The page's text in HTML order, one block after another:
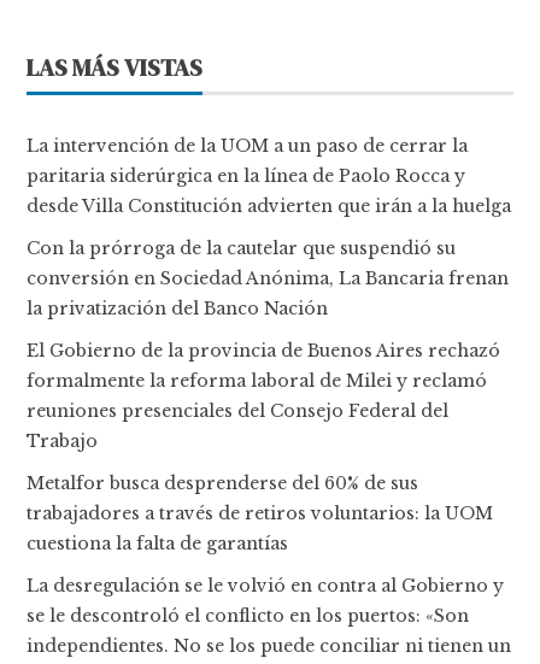
LAS MÁS VISTAS
La intervención de la UOM a un paso de cerrar la
paritaria siderúrgica en la línea de Paolo Rocca y
desde Villa Constitución advierten que irán a la huelga
Con la prórroga de la cautelar que suspendió su
conversión en Sociedad Anónima, La Bancaria frenan
la privatización del Banco Nación
El Gobierno de la provincia de Buenos Aires rechazó
formalmente la reforma laboral de Milei y reclamó
reuniones presenciales del Consejo Federal del
Trabajo
Metalfor busca desprenderse del 60% de sus
trabajadores a través de retiros voluntarios: la UOM
cuestiona la falta de garantías
La desregulación se le volvió en contra al Gobierno y
se le descontroló el conflicto en los puertos: «Son
independientes. No se los puede conciliar ni tienen un